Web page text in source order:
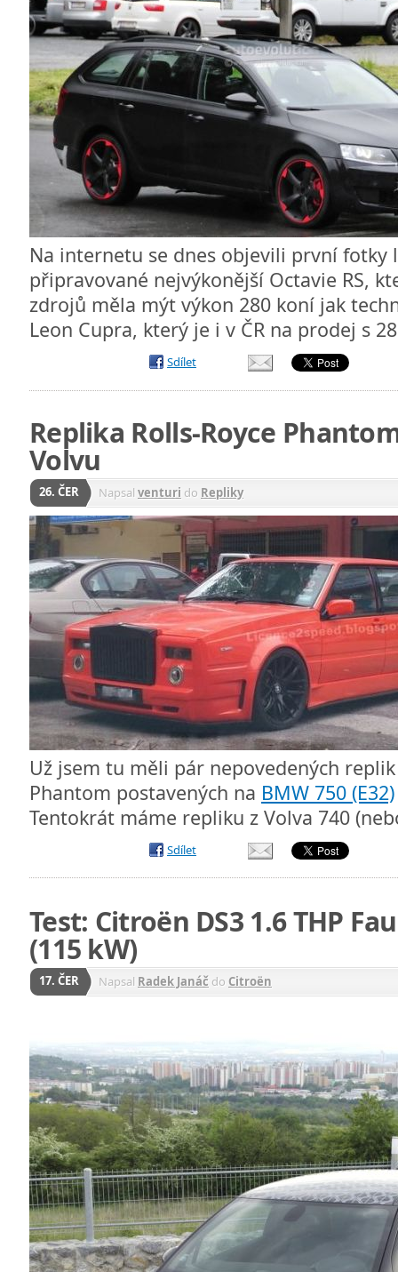
Na internetu se dnes objevili první fotky
připravované nejvýkonější Octavie RS,
zdrojů měla mýt výkon 280 koní jak
Leon Cupra, který je i v ČR na prodej s
Sdílet
Replika Rolls-Royce
Volvu
26. ČER Napsal venturi do Repliky
Už jsem tu měli pár nepovedených replik
Phantom postavených na BMW 750 (E32)
Tentokrát máme repliku z Volva 740
Sdílet
Test: Citroën DS3 1.6 THP
(115 kW)
17. ČER Napsal Radek Janáč do Citroën